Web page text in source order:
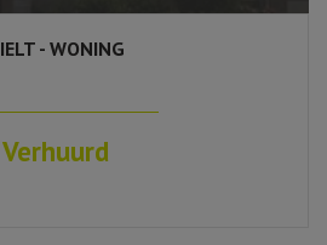
3 1
- WONING
Verhuurd